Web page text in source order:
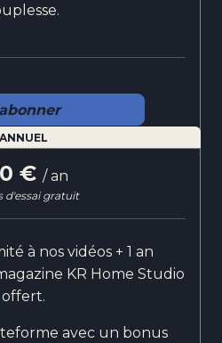
ANNUEL
€ / an
d'essai gratuit
à nos vidéos + 1 an
KR Home Studio
offert.
avec un bonus